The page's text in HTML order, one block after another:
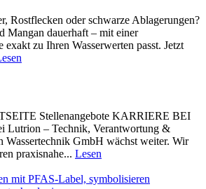
Rostflecken oder schwarze Ablagerungen?
Mangan dauerhaft – mit einer
exakt zu Ihren Wasserwerten passt. Jetzt
Stellenangebote KARRIERE BEI
Lutrion – Technik, Verantwortung &
Wassertechnik GmbH wächst weiter. Wir
praxisnahe... Lesen